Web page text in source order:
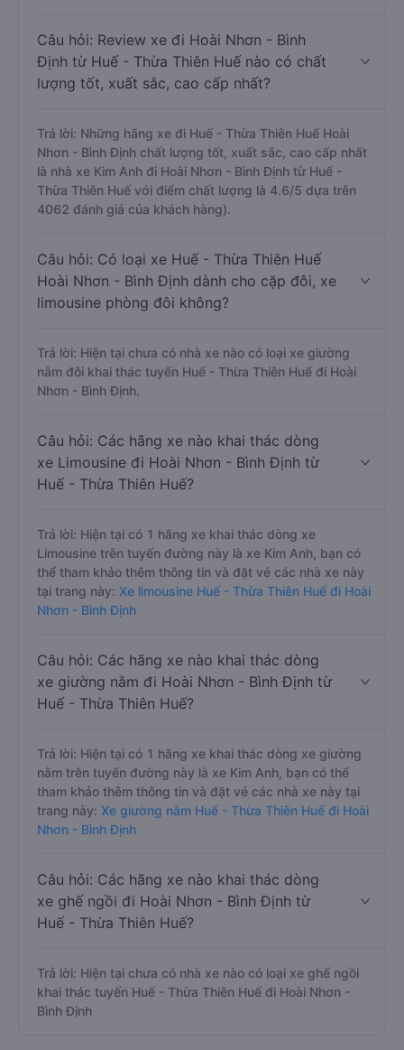
Câu hỏi: Review xe đi Hoài Nhơn - Bình
Định từ Huế - Thừa Thiên Huế nào có chất
lượng tốt, xuất sắc, cao cấp nhất?
Trả lời: Những hãng xe đi Huế - Thừa Thiên Huế Hoài
Nhơn - Bình Định chất lượng tốt, xuất sắc, cao cấp nhất
là nhà xe Kim Anh đi Hoài Nhơn - Bình Định từ Huế -
Thừa Thiên Huế với điểm chất lượng là 4.6/5 dựa trên
4062 đánh giá của khách hàng).
Câu hỏi: Có loại xe Huế - Thừa Thiên Huế
Hoài Nhơn - Bình Định dành cho cặp đôi, xe
limousine phòng đôi không?
Trả lời: Hiện tại chưa có nhà xe nào có loại xe giường
nằm đôi khai thác tuyến Huế - Thừa Thiên Huế đi Hoài
Nhơn - Bình Định.
Câu hỏi: Các hãng xe nào khai thác dòng
xe Limousine đi Hoài Nhơn - Bình Định từ
Huế - Thừa Thiên Huế?
Trả lời: Hiện tại có 1 hãng xe khai thác dòng xe
Limousine trên tuyến đường này là xe Kim Anh, bạn có
thể tham khảo thêm thông tin và đặt vé các nhà xe này
tại trang này: Xe limousine Huế - Thừa Thiên Huế đi Hoài
Nhơn - Bình Định
Câu hỏi: Các hãng xe nào khai thác dòng
xe giường nằm đi Hoài Nhơn - Bình Định từ
Huế - Thừa Thiên Huế?
Trả lời: Hiện tại có 1 hãng xe khai thác dòng xe giường
nằm trên tuyến đường này là xe Kim Anh, bạn có thể
tham khảo thêm thông tin và đặt vé các nhà xe này tại
trang này: Xe giường nằm Huế - Thừa Thiên Huế đi Hoài
Nhơn - Bình Định
Câu hỏi: Các hãng xe nào khai thác dòng
xe ghế ngồi đi Hoài Nhơn - Bình Định từ
Huế - Thừa Thiên Huế?
Trả lời: Hiện tại chưa có nhà xe nào có loại xe ghế ngồi
khai thác tuyến Huế - Thừa Thiên Huế đi Hoài Nhơn -
Bình Định